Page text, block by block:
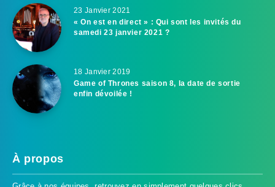
23 Janvier 2021
« On est en direct » : Qui sont les invités du
samedi 23 janvier 2021 ?
18 Janvier 2019
Game of Thrones saison 8, la date de sortie
enfin dévoilée !
À propos